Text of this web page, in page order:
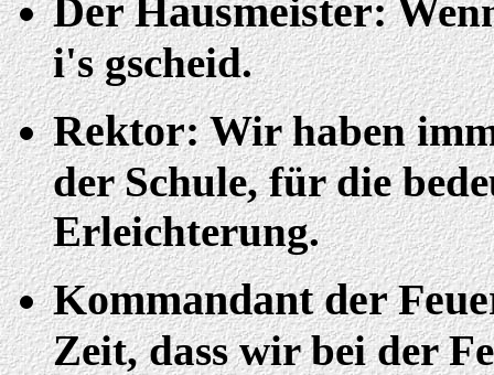
Der Hausmeister:
i's gscheid.
Rektor:Wir haben
der Schule, für die
Erleichterung.
Kommandant der
Zeit, dass wir bei der